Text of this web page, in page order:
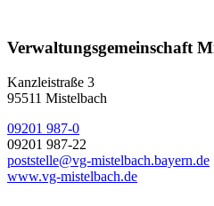
Verwaltungsgemeinschaft
Kanzleistraße 3
95511 Mistelbach
09201 987-0
09201 987-22
poststelle@vg-mistelbach.bayern.de
www.vg-mistelbach.de